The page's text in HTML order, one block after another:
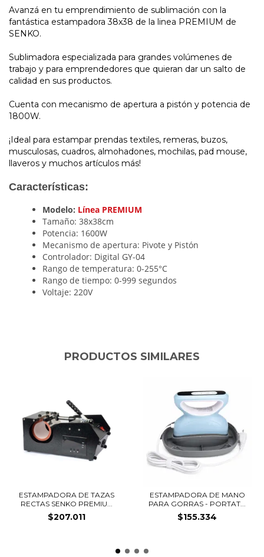
Avanzá en tu emprendimiento de sublimación con la
fantástica estampadora 38x38 de la linea PREMIUM de
SENKO.
Sublimadora especializada para grandes volúmenes de
trabajo y para emprendedores que quieran dar un salto de
calidad en sus productos.
Cuenta con mecanismo de apertura a pistón y potencia de
1800W.
¡Ideal para estampar prendas textiles, remeras, buzos,
musculosas, cuadros, almohadones, mochilas, pad mouse,
llaveros y muchos artículos más!
Características:
Modelo: Línea PREMIUM
Tamaño: 38x38cm
Potencia: 1600W
Mecanismo de apertura: Pivote y Pistón
Controlador: Digital GY-04
Rango de temperatura: 0-255°C
Rango de tiempo: 0-999 segundos
Voltaje: 220V
PRODUCTOS SIMILARES
ESTAMPADORA DE TAZAS
RECTAS SENKO PREMIU...
$207.011
ESTAMPADORA DE MANO
PARA GORRAS - PORTAT...
$155.334